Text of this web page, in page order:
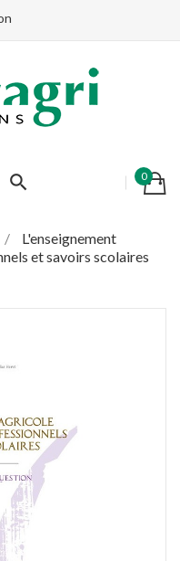
0
L'enseignement
et savoirs scolaires
×
des produits dans
Connectez-vous